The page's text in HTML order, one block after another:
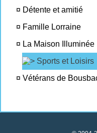
¤ Détente et amitié
¤ Famille Lorraine
¤ La Maison Illuminée
Sports et Loisirs
¤ Vétérans de